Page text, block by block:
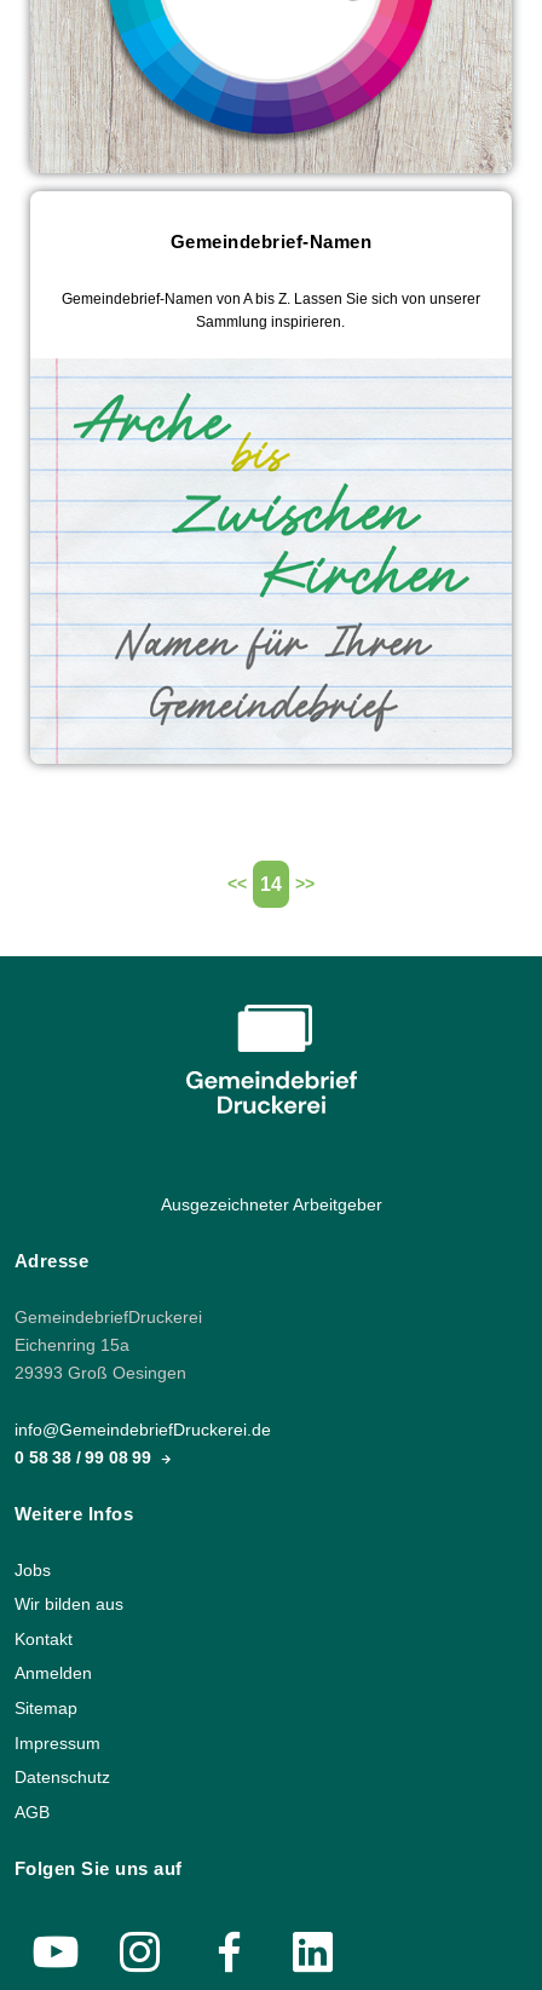
Gemeindebrief-Namen
Gemeindebrief-Namen von A bis Z. Lassen Sie sich von unserer
Sammlung inspirieren.
<< 14 >>
Ausgezeichneter Arbeitgeber
Adresse
GemeindebriefDruckerei
Eichenring 15a
29393 Groß Oesingen
info@GemeindebriefDruckerei.de
0 58 38 / 99 08 99
Weitere Infos
Jobs
Wir bilden aus
Kontakt
Anmelden
Sitemap
Impressum
Datenschutz
AGB
Folgen Sie uns auf